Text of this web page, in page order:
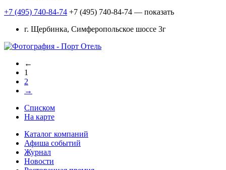
+7 (495) 740-84-74 +7 (495) 740-84-74 — показать
г. Щербинка, Симферопольское шоссе 3г
←
1
2
→
Списком
На карте
Каталог компаний
Афиша событий
Журнал
Новости